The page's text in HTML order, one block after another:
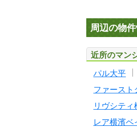
周辺の物
近所のマン
パル大平
ファースト
リヴシティ
レア横濱ベ